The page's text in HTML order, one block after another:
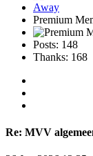
Away
Premium
Posts: 148
Thanks: 168
Re: MVV